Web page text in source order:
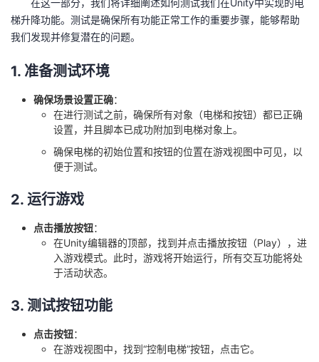
在这一部分，我们将详细阐述如何测试我们在Unity中实现的电
梯升降功能。测试是确保所有功能正常工作的重要步骤，能够帮助
我们发现并修复潜在的问题。
1. 准备测试环境
确保场景设置正确：
在进行测试之前，确保所有对象（电梯和按钮）都已正确
设置，并且脚本已成功附加到电梯对象上。
确保电梯的初始位置和按钮的位置在游戏视图中可见，以
便于测试。
2. 运行游戏
点击播放按钮：
在Unity编辑器的顶部，找到并点击播放按钮（Play），进
入游戏模式。此时，游戏将开始运行，所有交互功能将处
于活动状态。
3. 测试按钮功能
点击按钮：
在游戏视图中，找到“控制电梯”按钮，点击它。